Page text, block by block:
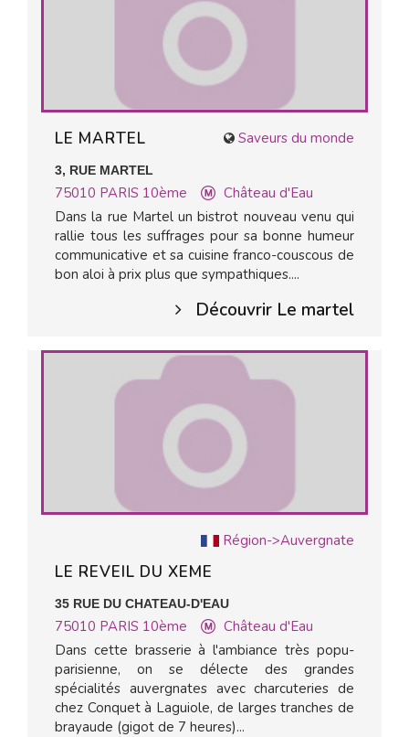
Saveurs du monde
LE MARTEL
3, RUE MARTEL
75010 PARIS 10ème
Château d'Eau
Dans la rue Martel un bistrot nouveau venu qui
rallie tous les suffrages pour sa bonne humeur
communicative et sa cuisine franco-couscous de
bon aloi à prix plus que sympathiques....
Découvrir Le martel
Région->Auvergnate
LE REVEIL DU XEME
35 RUE DU CHATEAU-D'EAU
75010 PARIS 10ème
Château d'Eau
Dans cette brasserie à l'ambiance très popu-
parisienne, on se délecte des grandes
spécialités auvergnates avec charcuteries de
chez Conquet à Laguiole, de larges tranches de
brayaude (gigot de 7 heures)...